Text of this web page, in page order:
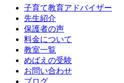
子育て教育アドバイザー
先生紹介
保護者の声
料金について
教室一覧
めばえの受験
お問い合わせ
ブログ